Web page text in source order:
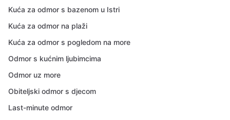
Kuća za odmor s bazenom u Istri
Kuća za odmor na plaži
Kuća za odmor s pogledom na more
Odmor s kućnim ljubimcima
Odmor uz more
Obiteljski odmor s djecom
Last-minute odmor